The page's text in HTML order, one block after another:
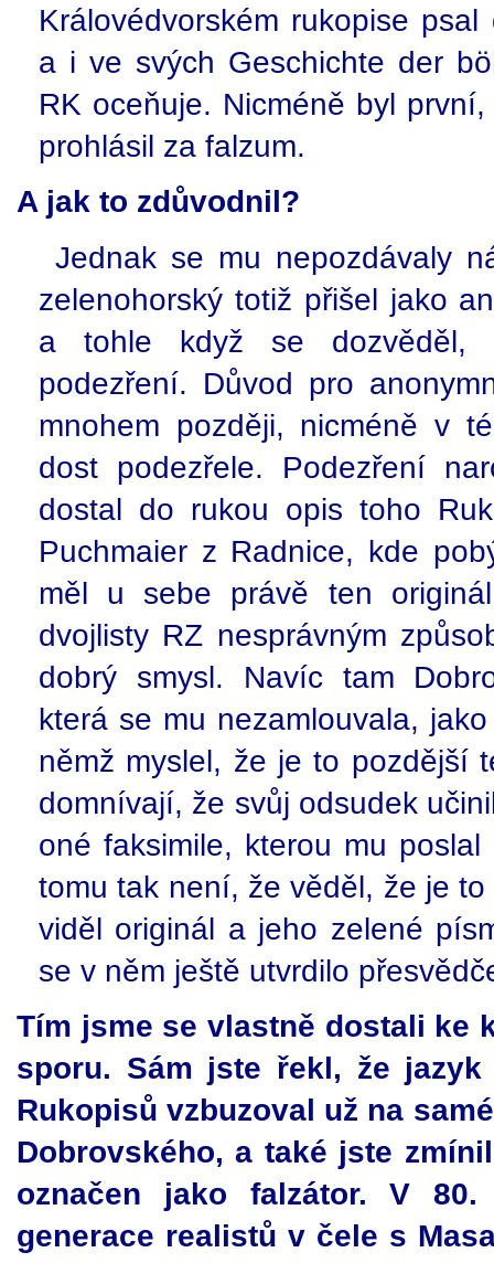
Královédvorském rukopise
a i ve svých Geschichte der
RK oceňuje. Nicméně byl
prohlásil za falzum.
A jak to zdůvodnil?
Jednak se mu nepozdávaly
zelenohorský totiž přišel jako
a tohle když se dozvěděl,
podezření. Důvod pro
mnohem později, nicméně v
dost podezřele. Podezření
dostal do rukou opis toho
Puchmaier z Radnice, kde
měl u sebe právě ten
dvojlisty RZ nesprávným
dobrý smysl. Navíc tam
která se mu nezamlouvala,
němž myslel, že je to pozdější
domnívají, že svůj odsudek
oné faksimile, kterou mu
tomu tak není, že věděl, že je
viděl originál a jeho zelené
se v něm ještě utvrdilo
Tím jsme se vlastně dostali ke
sporu. Sám jste řekl, že
Rukopisů vzbuzoval už na
Dobrovského, a také jste
označen jako falzátor. V
generace realistů v čele s